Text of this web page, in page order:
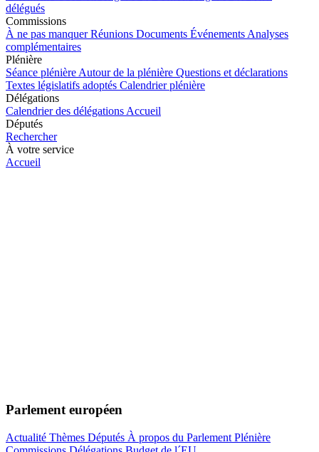
délégués
Commissions
À ne pas manquer Réunions Documents Événements Analyses
complémentaires
Plénière
Séance plénière Autour de la plénière Questions et déclarations
Textes législatifs adoptés Calendrier plénière
Délégations
Calendrier des délégations Accueil
Députés
Rechercher
À votre service
Accueil
Parlement européen
Actualité Thèmes Députés À propos du Parlement Plénière